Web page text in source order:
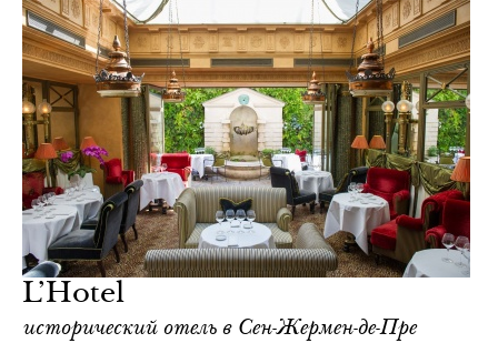
L’Hotel
исторический отель в Сен-Жермен-де-Пре